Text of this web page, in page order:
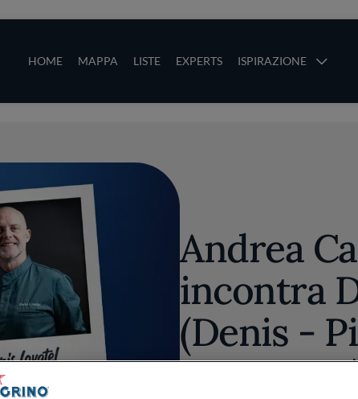
HOME MAPPA LISTE EXPERTS ISPIRAZIONE
Andrea
incontra
(Denis -